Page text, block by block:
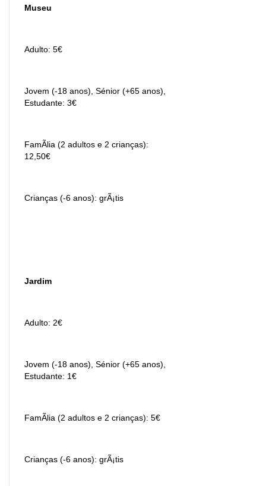
Museu
Adulto: 5€
Jovem (-18 anos), Sénior (+65 anos),
Estudante: 3€
FamÃ­lia (2 adultos e 2 crianças):
12,50€
Crianças (-6 anos): grÃ¡tis
Jardim
Adulto: 2€
Jovem (-18 anos), Sénior (+65 anos),
Estudante: 1€
FamÃ­lia (2 adultos e 2 crianças): 5€
Crianças (-6 anos): grÃ¡tis